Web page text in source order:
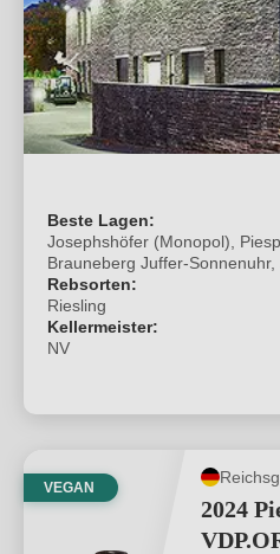
Beste Lagen:
Josephshöfer (Monopol),
Brauneberg Juffer-Sonnenuhr,
Gottesfuss, Kasel Nies'chen,
Rebsorten:
Riesling
Kellermeister:
NV
VEGAN
2024